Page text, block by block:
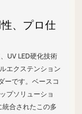
、プロ仕
UV LED硬化技術
エクステンション
ーです。ベースコ
プソリューショ
合されたこの多